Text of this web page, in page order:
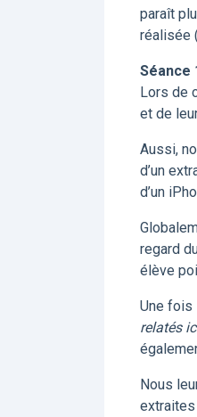
paraît
réalisée
Séance
Lors de
et de
Aussi,
d’un
d’un
regard
élève
Une fois
relatés
Nous
extraites